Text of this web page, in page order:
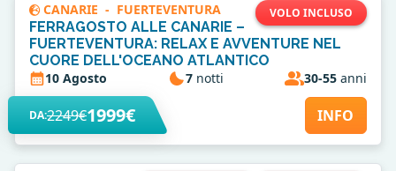
VOLO INCLUSO
CANARIE - FUERTEVENTURA
FERRAGOSTO ALLE CANARIE –
FUERTEVENTURA: RELAX E AVVENTURE NEL
CUORE DELL'OCEANO ATLANTICO
10 Agosto
7 notti 30-55 anni
DA:2249€1999€ INFO